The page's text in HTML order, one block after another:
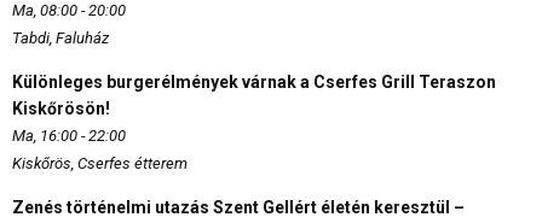
Ma, 08:00 - 20:00
Tabdi, Faluház
Különleges burgerélmények várnak a Cserfes Grill Teraszon
Kiskőrösön!
Ma, 16:00 - 22:00
Kiskőrös, Cserfes étterem
Zenés történelmi utazás Szent Gellért életén keresztül –